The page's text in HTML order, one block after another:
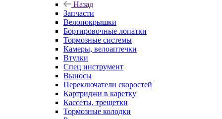
Назад
Запчасти
Велопокрышки
Бортировочные лопатки
Тормозные системы
Камеры, велоаптечки
Втулки
Спец инструмент
Выносы
Переключатели скоростей
Картриджи в каретку
Кассеты, трещетки
Тормозные колодки